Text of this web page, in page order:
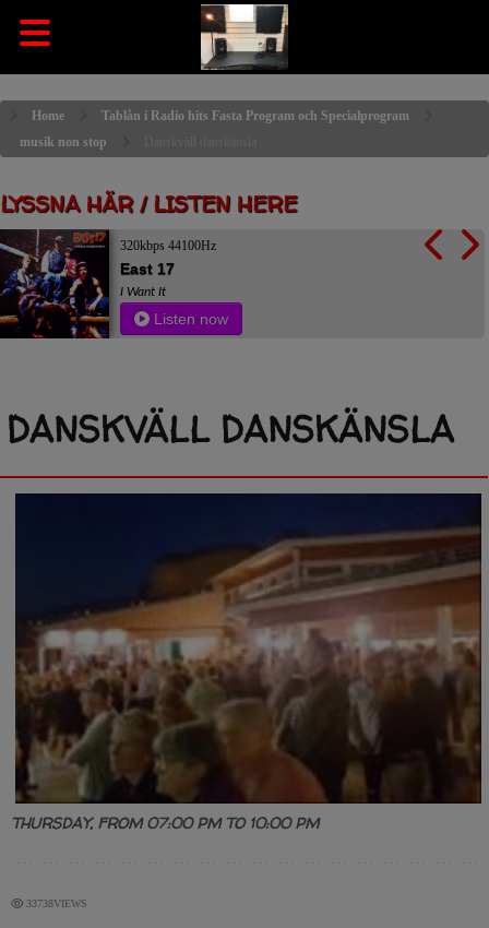
Home
Tablån i Radio hits Fasta Program och Specialprogram
musik non stop
LYSSNA HÄR / LISTEN HERE
320kbps 44100Hz
East 17
I Want It
Listen now
DANSKVÄLL DANSKÄNSLA
THURSDAY, FROM 07:00 PM TO 10:00 PM
33738VIEWS